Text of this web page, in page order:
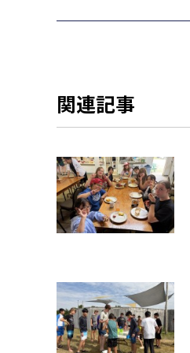
関連記事